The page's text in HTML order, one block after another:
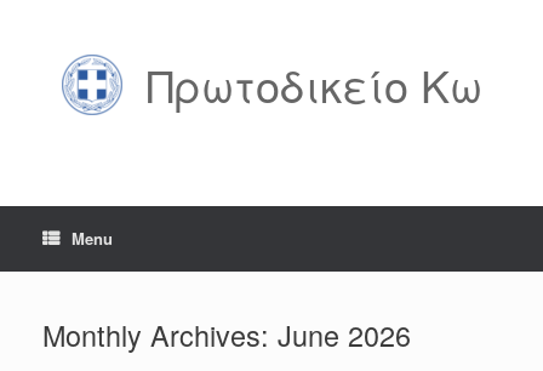
Πρωτοδικείο Κω
Menu
Monthly Archives: June 2026